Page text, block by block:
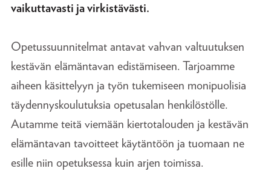
vaikuttavasti ja virkistävästi.
Opetussuunnitelmat antavat vahvan valtuutuksen
kestävän elämäntavan edistämiseen. Tarjoamme
aiheen käsittelyyn ja työn tukemiseen monipuolisia
täydennyskoulutuksia opetusalan henkilöstölle.
Autamme teitä viemään kiertotalouden ja kestävän
elämäntavan tavoitteet käytäntöön ja tuomaan ne
esille niin opetuksessa kuin arjen toimissa.